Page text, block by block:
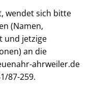
wendet sich bitte
(Namen,
und jetzige
an die
ahrweiler.de
87-259.